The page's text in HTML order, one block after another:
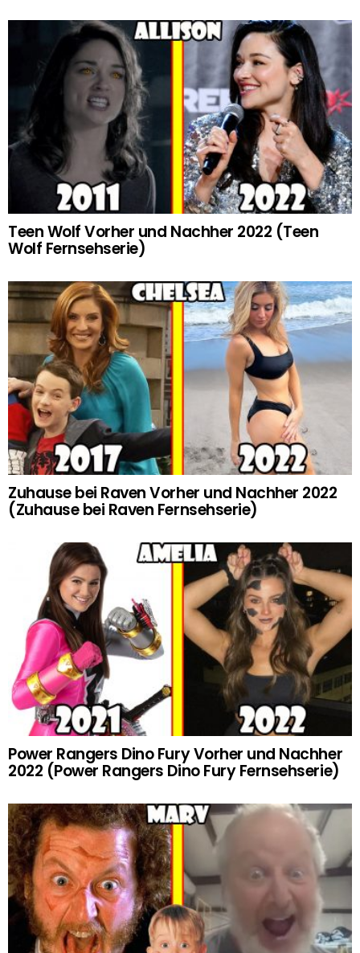
Teen Wolf Vorher und Nachher 2022 (Teen
Wolf Fernsehserie)
Zuhause bei Raven Vorher und Nachher 2022
(Zuhause bei Raven Fernsehserie)
Power Rangers Dino Fury Vorher und Nachher
2022 (Power Rangers Dino Fury Fernsehserie)